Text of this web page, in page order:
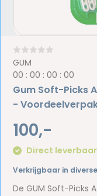
GUM
00 :00 :00 :00
Gum Soft-Picks
-
100,-
Direct leverbaar
Verkrijgbaar in
De GUM Soft-Picks